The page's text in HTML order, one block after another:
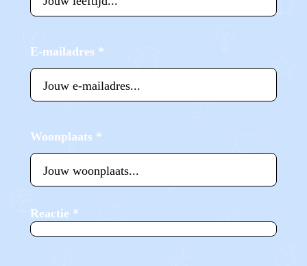
E-mailadres *
Woonplaats *
Reactie *